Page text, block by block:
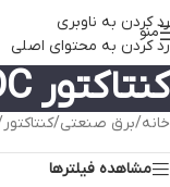
رد کردن به ناوبری
رد کردن به محتوای اصلی
منو
کنتاکتور DC
خانه/برق صنعتی/کنتاکتور
مشاهده فیلترها